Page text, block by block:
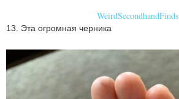
WeirdSecondhandFinds
13. Эта огромная черника